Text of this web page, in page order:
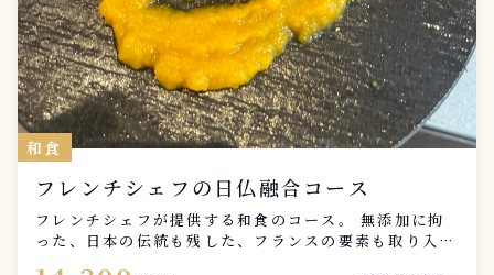
和食
フレンチシェフの日仏融合コース
フレンチシェフが提供する和食のコース。 無添加に拘
った、日本の伝統も残した、フランスの要素も取り入れ